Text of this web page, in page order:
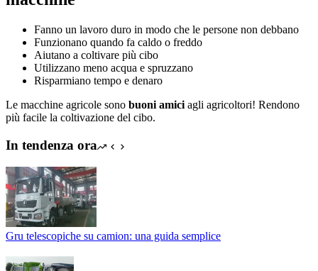
Fanno un lavoro duro in modo che le persone non debbano
Funzionano quando fa caldo o freddo
Aiutano a coltivare più cibo
Utilizzano meno acqua e spruzzano
Risparmiano tempo e denaro
Le macchine agricole sono buoni amici agli agricoltori! Rendono
più facile la coltivazione del cibo.
In tendenza ora
Gru telescopiche su camion: una guida semplice